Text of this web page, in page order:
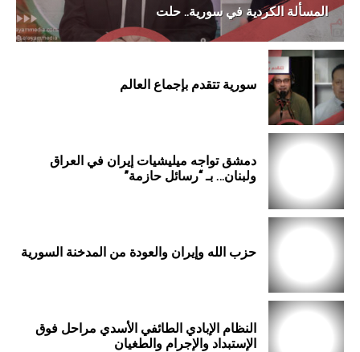
المسألة الكردية في سورية.. حلت
سورية تتقدم بإجماع العالم
دمشق تواجه ميليشيات إيران في العراق
ولبنان… بـ “رسائل حازمة”
حزب الله وإيران والعودة من المدخنة السورية
النظام الإبادي الطائفي الأسدي مراحل فوق
الإستبداد والإجرام والطغيان